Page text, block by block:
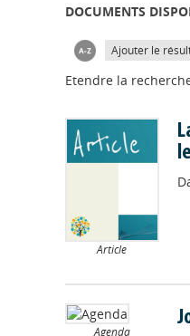
DOCUMENTS
Ajouter le
Etendre la
Article
Agenda